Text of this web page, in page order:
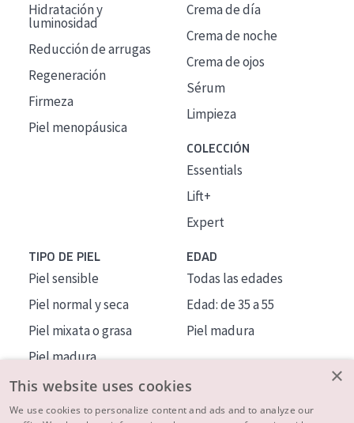
Hidratación y
luminosidad
Reducción de arrugas
Regeneración
Firmeza
Piel menopáusica
Crema de día
Crema de noche
Crema de ojos
Sérum
Limpieza
COLECCIÓN
Essentials
Lift+
Expert
TIPO DE PIEL
Piel sensible
Piel normal y seca
Piel mixata o grasa
Piel madura
Piel expuesta al sol
Piel menopáusica
EDAD
Todas las edades
Edad: de 35 a 55
Piel madura
×
This website uses cookies
We use cookies to personalize content and ads and to analyze our